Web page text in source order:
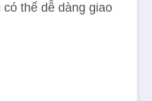
thể dễ dàng giao